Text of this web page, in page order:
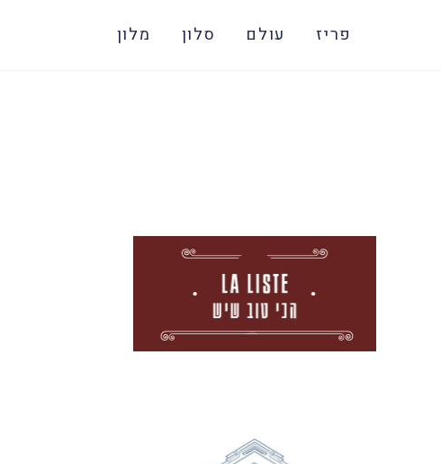
פריז עולם סלון מלון